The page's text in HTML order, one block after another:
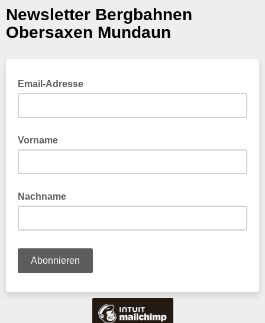
Newsletter Bergbahnen
Obersaxen Mundaun
Email-Adresse
Vorname
Nachname